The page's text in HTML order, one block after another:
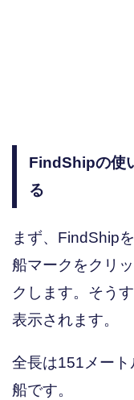
FindShipの使
る
まず、FindShip
船マークをクリ
クします。そう
表示されます。
全長は151メー
船です。